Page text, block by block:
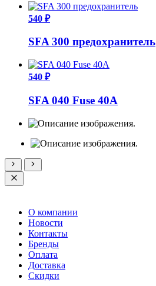
540 ₽
SFA 300 предохранитель
540 ₽
SFA 040 Fuse 40A
О компании
Новости
Контакты
Бренды
Оплата
Доставка
Скидки